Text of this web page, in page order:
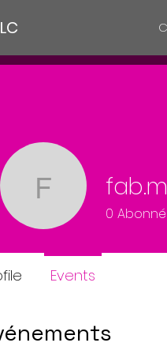
0 Abonné
Events